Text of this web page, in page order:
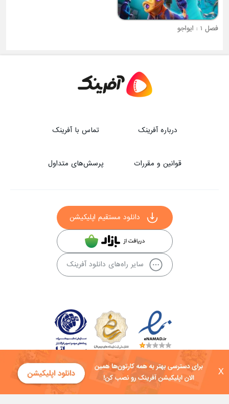
X
فصل 1 : ایواجو
درباره آفرینک تماس با آفرینک
قوانین و مقررات پرسش‌های متداول
دانلود مستقیم اپلیکیشن
سایر راه‌های دانلود آفرینک
کلیه حقوق این سایت به شرکت توسعه فناوی هفت آسمان توکان تعلق دارد و